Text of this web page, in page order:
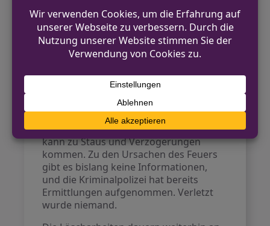
mehr für die Anwohner. Jedoch musste
die Müllabfuhr im rechtsrheinischen
Kreisgebiet eingestellt werden, mit
Ausnahme der Abholung von
der Wertstoffhof der RSAG in Troisdorf
Die Mendener Straße wurde während
der Löscharbeiten gesperrt, und es
kann zu Staus und Verzögerungen
kommen. Zu den Ursachen des Feuers
gibt es bislang keine Informationen,
und die Kriminalpolizei hat bereits
Ermittlungen aufgenommen. Verletzt
wurde niemand.